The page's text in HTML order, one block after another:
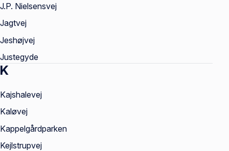
J.P. Nielsensvej
Jagtvej
Jeshøjvej
Justegyde
K
Kajshalevej
Kaløvej
Kappelgårdparken
Kejlstrupvej